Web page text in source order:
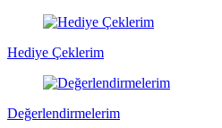
Hediye Çeklerim
Değerlendirmelerim